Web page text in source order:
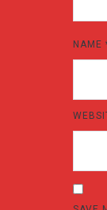
NAME